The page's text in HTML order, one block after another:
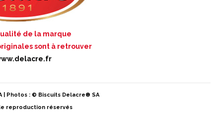
de la marque
sont à retrouver
| Photos : © Biscuits Delacre® SA
reproduction réservés